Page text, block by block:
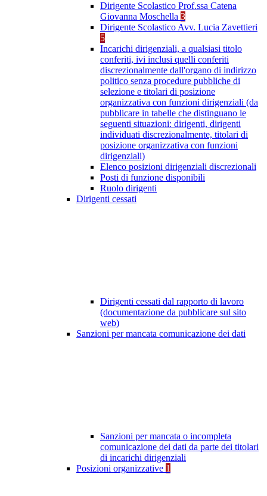
Dirigente Scolastico Prof.ssa Catena
Giovanna Moschella 3
Dirigente Scolastico Avv. Lucia Zavettieri
5
Incarichi dirigenziali, a qualsiasi titolo
conferiti, ivi inclusi quelli conferiti
discrezionalmente dall'organo di indirizzo
politico senza procedure pubbliche di
selezione e titolari di posizione
organizzativa con funzioni dirigenziali (da
pubblicare in tabelle che distinguano le
seguenti situazioni: dirigenti, dirigenti
individuati discrezionalmente, titolari di
posizione organizzativa con funzioni
dirigenziali)
Elenco posizioni dirigenziali discrezionali
Posti di funzione disponibili
Ruolo dirigenti
Dirigenti cessati
Dirigenti cessati dal rapporto di lavoro
(documentazione da pubblicare sul sito
web)
Sanzioni per mancata comunicazione dei dati
Sanzioni per mancata o incompleta
comunicazione dei dati da parte dei titolari
di incarichi dirigenziali
Posizioni organizzative 1